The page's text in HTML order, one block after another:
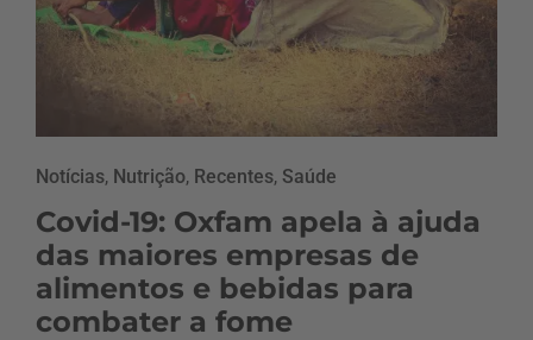
Notícias, Nutrição, Recentes, Saúde
Covid-19: Oxfam apela à ajuda
das maiores empresas de
alimentos e bebidas para
combater a fome